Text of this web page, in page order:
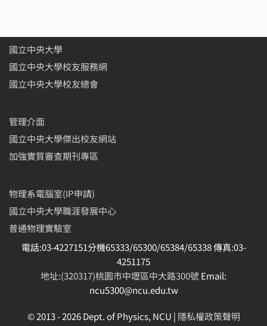
國立中央大學
國立中央大學校友服務網
國立中央大學校友總會
管理介面
國立中央大學傑出校友網站
加強實質審查期刊專區
物理系電腦室(IP申請)
國立中央大學職涯發展中心
普通物理實驗室
電話:03-4227151分機65333/65300/65384/65338 傳真:03-
4251175
地址:(320317)桃園市中壢區中大路300號Email:
ncu5300@ncu.edu.tw
© 2013 -2026 Dept. of Physics, NCU | 隱私權政策聲明